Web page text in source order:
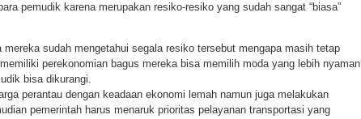
pemudik karena merupakan resiko-resiko yang sudah sangat “biasa”
mereka sudah mengetahui segala resiko tersebut mengapa masih tetap
perekonomian bagus mereka bisa memilih moda yang lebih nyaman
bisa dikurangi.
perantau dengan keadaan ekonomi lemah namun juga melakukan
pemerintah harus menaruk prioritas pelayanan transportasi yang